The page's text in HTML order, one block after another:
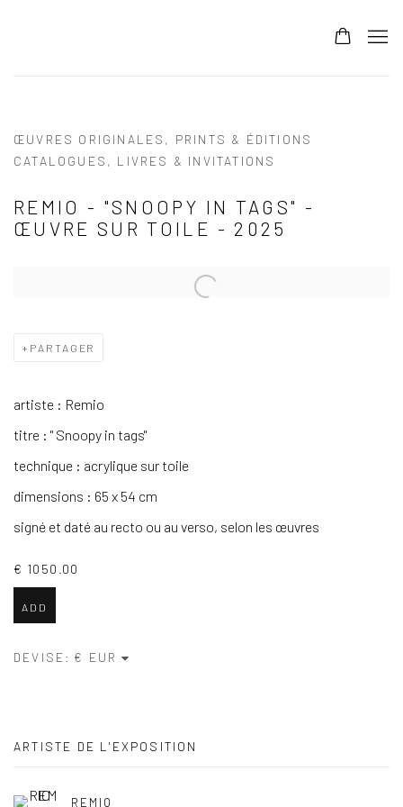
ŒUVRES ORIGINALES, PRINTS & ÉDITIONS
CATALOGUES, LIVRES & INVITATIONS
REMIO - "SNOOPY IN TAGS" -
ŒUVRE SUR TOILE - 2025
PARTAGER
artiste : Remio
titre : " Snoopy in tags"
technique : acrylique sur toile
dimensions : 65 x 54 cm
signé et daté au recto ou au verso, selon les œuvres
€ 1050.00
ADD
DEVISE:
ARTISTE DE L'EXPOSITION
REMIO